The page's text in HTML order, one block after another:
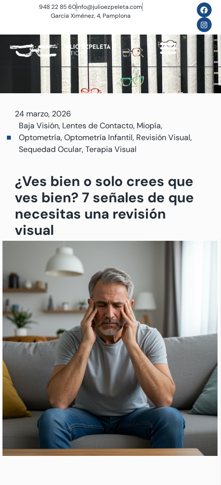
948 22 85 60info@julioezpeleta.com
García Ximénez, 4, Pamplona
24 marzo, 2026
Baja Visión, Lentes de Contacto, Miopía,
Optometría,Optometría Infantil, Revisión Visual,
Sequedad Ocular,Terapia Visual
¿Ves bien o solo crees que
ves bien? 7 señales de que
necesitas una revisión
visual